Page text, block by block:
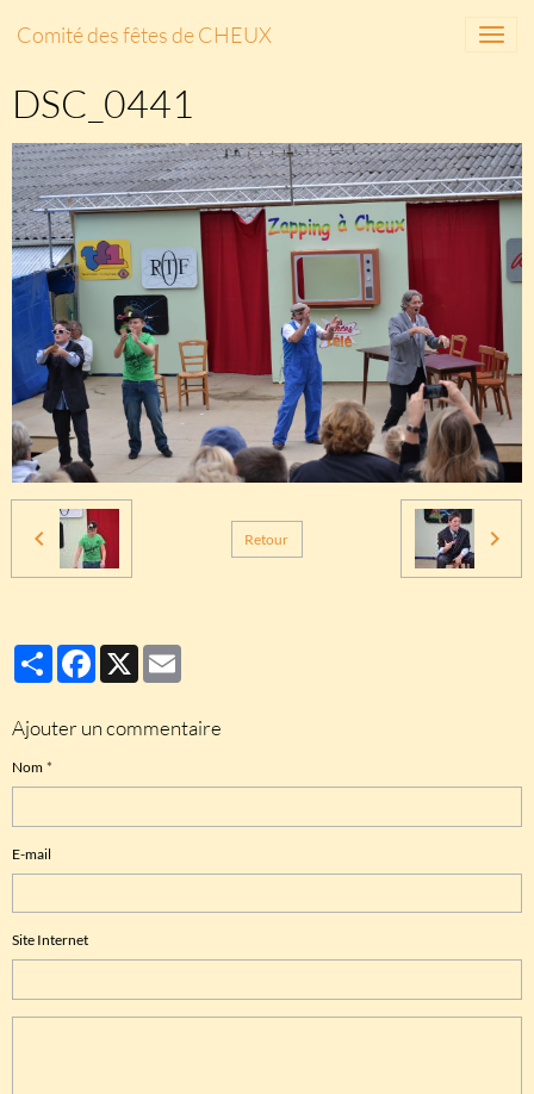
Comité des fêtes de CHEUX
DSC_0441
Retour
PartagerFacebook
X
Ajouter un commentaire
Nom
E-mail
Site Internet